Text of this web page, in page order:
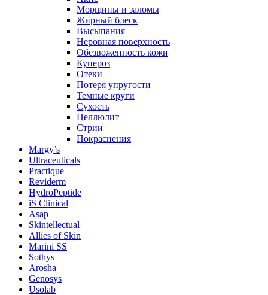
Морщины и заломы
Жирный блеск
Высыпания
Неровная поверхность
Обезвоженность кожи
Купероз
Отеки
Потеря упругости
Темные круги
Сухость
Целлюлит
Стрии
Покраснения
Margy’s
Ultraceuticals
Practique
Reviderm
HydroPeptide
iS Clinical
Asap
Skintellectual
Allies of Skin
Marini SS
Sothys
Arosha
Genosys
Usolab